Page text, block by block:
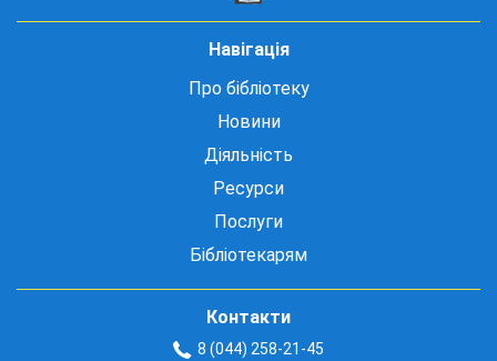
Навігація
Про бібліотеку
Новини
Діяльність
Ресурси
Послуги
Бібліотекарям
Контакти
8 (044) 258-21-45